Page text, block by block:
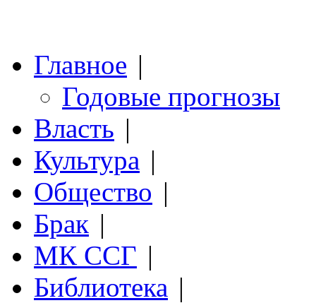
Главное |
Годовые прогнозы
Власть |
Культура |
Общество |
Брак |
МК ССГ |
Библиотека |